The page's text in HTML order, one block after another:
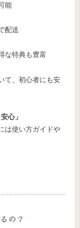
能
配送
な特典も豊富
て、初心者にも安
心」
は使い方ガイドや
の？